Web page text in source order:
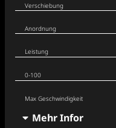
Verschiebung
Anordnung
Leistung
0-100
Max Geschwindigkeit
Mehr Infor